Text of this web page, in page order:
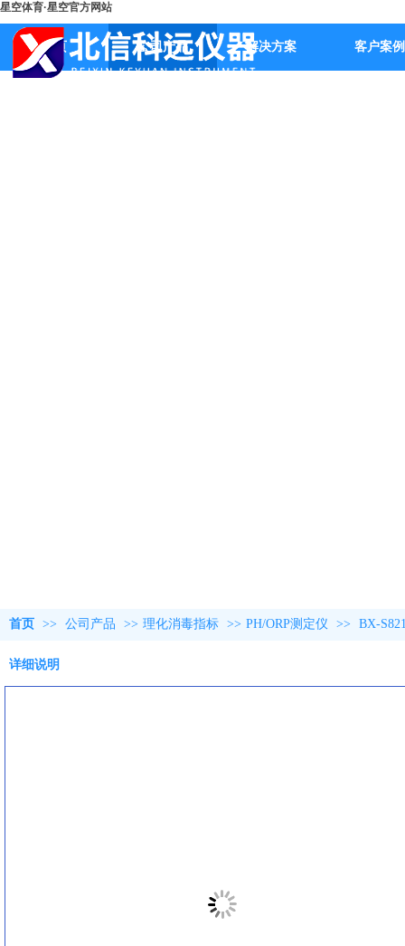
星空体育·星空官方网站
首页 公司产品 解决方案 客户案例
首页 >> 公司产品 >> 理化消毒指标 >> PH/ORP测定仪 >> BX-
详细说明